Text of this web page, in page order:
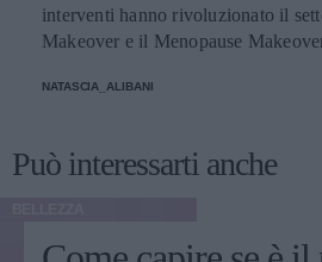
interventi hanno rivoluzionato il
Makeover e il Menopause
donne a recuperare la forma fisica e
soprattutto addome, seno e altre aree
a questi si aggiunge a questa élite
NATASCIA_ALIBANI
Può interessarti anche